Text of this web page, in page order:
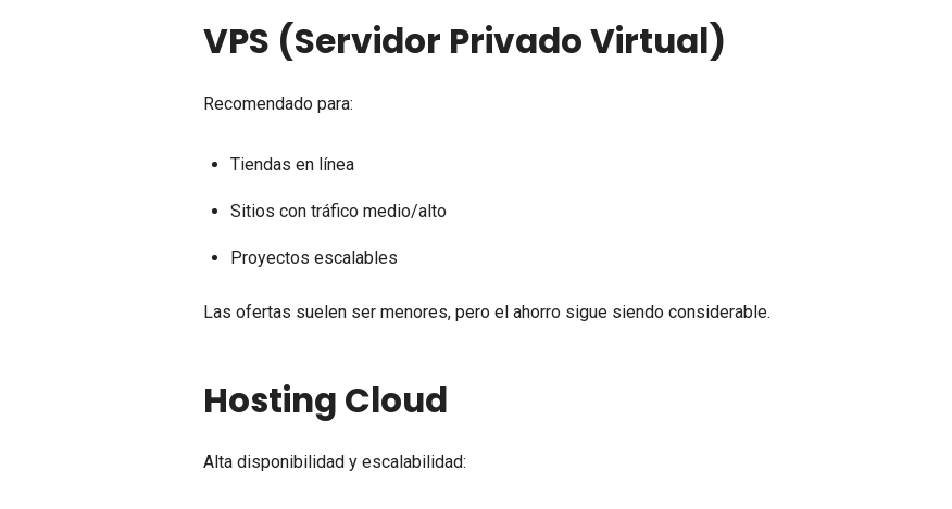
VPS (Servidor Privado Virtual)
Recomendado para:
Tiendas en línea
Sitios con tráfico medio/alto
Proyectos escalables
Las ofertas suelen ser menores, pero el ahorro sigue siendo considerable.
Hosting Cloud
Alta disponibilidad y escalabilidad: